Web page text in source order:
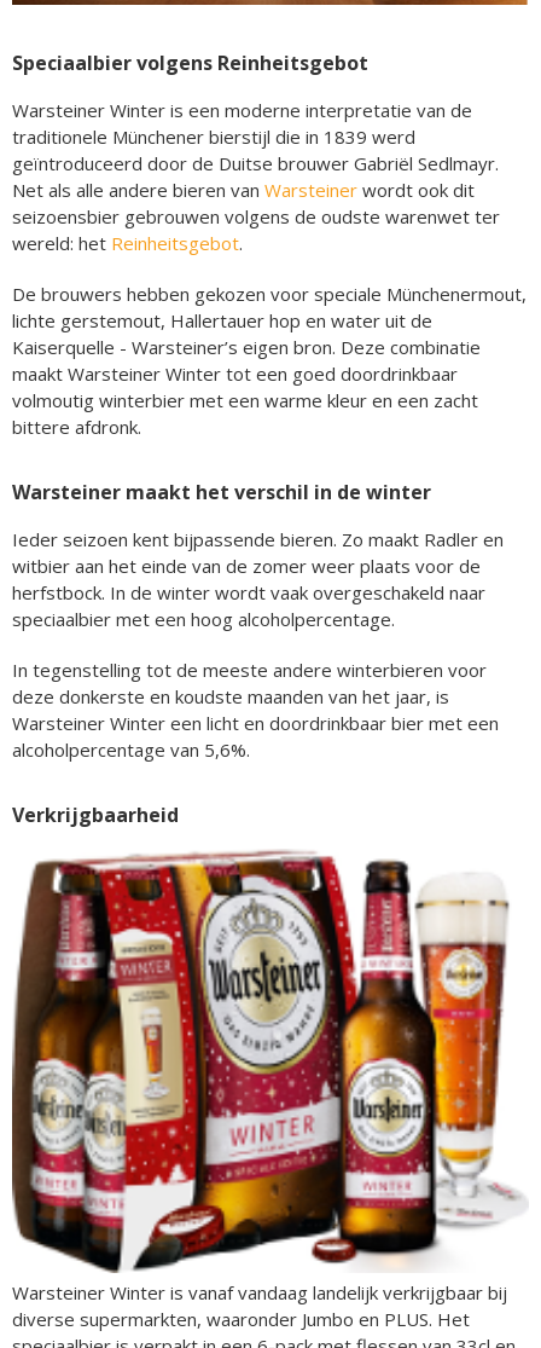
Speciaalbier volgens Reinheitsgebot
Warsteiner Winter is een moderne interpretatie van de
traditionele Münchener bierstijl die in 1839 werd
geïntroduceerd door de Duitse brouwer Gabriël Sedlmayr.
Net als alle andere bieren van Warsteiner wordt ook dit
seizoensbier gebrouwen volgens de oudste warenwet ter
wereld: het Reinheitsgebot.
De brouwers hebben gekozen voor speciale Münchenermout,
lichte gerstemout, Hallertauer hop en water uit de
Kaiserquelle - Warsteiner’s eigen bron. Deze combinatie
maakt Warsteiner Winter tot een goed doordrinkbaar
volmoutig winterbier met een warme kleur en een zacht
bittere afdronk.
Warsteiner maakt het verschil in de winter
Ieder seizoen kent bijpassende bieren. Zo maakt Radler en
witbier aan het einde van de zomer weer plaats voor de
herfstbock. In de winter wordt vaak overgeschakeld naar
speciaalbier met een hoog alcoholpercentage.
In tegenstelling tot de meeste andere winterbieren voor
deze donkerste en koudste maanden van het jaar, is
Warsteiner Winter een licht en doordrinkbaar bier met een
alcoholpercentage van 5,6%.
Verkrijgbaarheid
Warsteiner Winter is vanaf vandaag landelijk verkrijgbaar bij
diverse supermarkten, waaronder Jumbo en PLUS. Het